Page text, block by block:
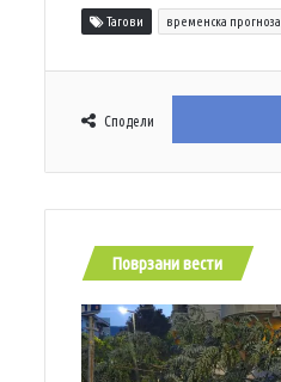
Тагови временска прогноза
Сподели
Поврзани вести